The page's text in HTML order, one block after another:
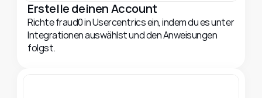
Erstelle deinen Account
Richte fraud0 in Usercentrics ein, indem du es unter
Integrationen auswählst und den Anweisungen
folgst.